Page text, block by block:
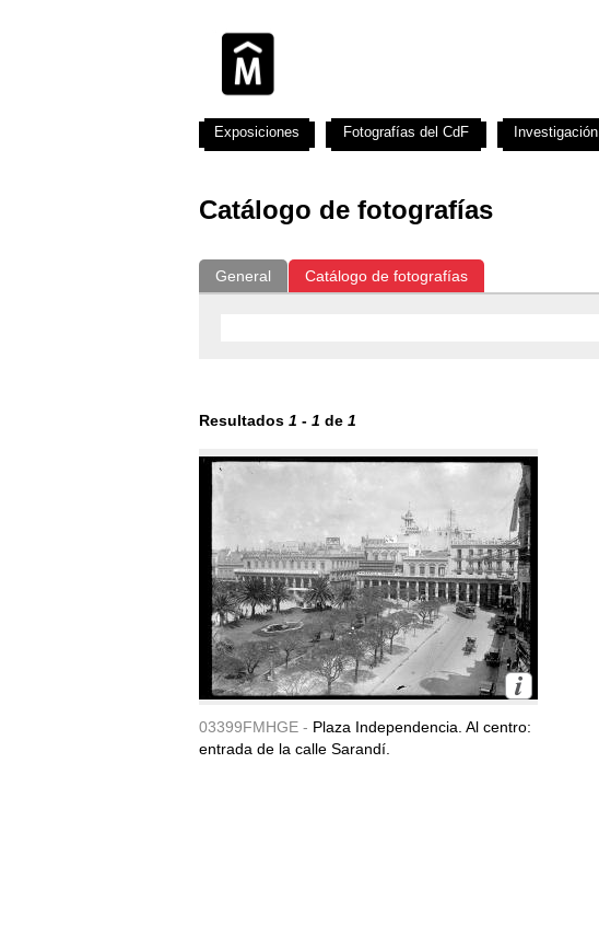
Catálogo de fotografías
General Catálogo de fotografías
Resultados 1 - 1 de 1
03399FMHGE - Plaza Independencia. Al centro:
entrada de la calle Sarandí.
Exposiciones Fotografías del CdF Investigación